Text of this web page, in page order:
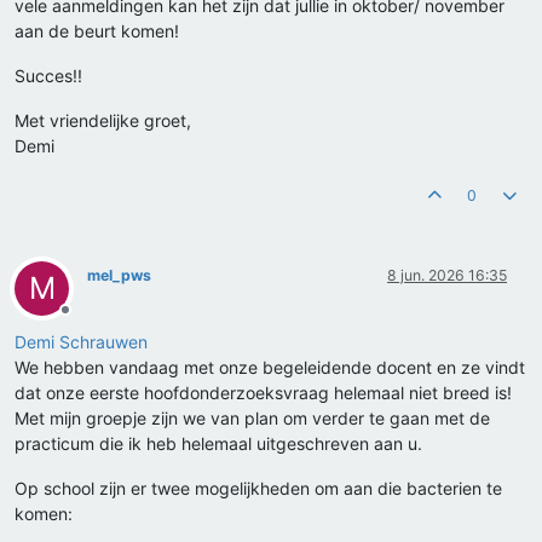
vele aanmeldingen kan het zijn dat jullie in oktober/ november
aan de beurt komen!
Succes!!
Met vriendelijke groet,
Demi
0
M
Offline
mel_pws 8 jun. 2026 16:35
Demi Schrauwen
We hebben vandaag met onze begeleidende docent en ze vindt
dat onze eerste hoofdonderzoeksvraag helemaal niet breed is!
Met mijn groepje zijn we van plan om verder te gaan met de
practicum die ik heb helemaal uitgeschreven aan u.
Op school zijn er twee mogelijkheden om aan die bacterien te
komen: